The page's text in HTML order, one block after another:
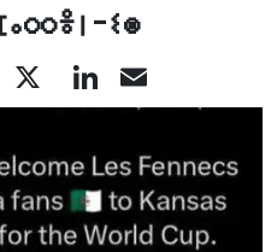
ⵉⵙ
FacebookLinkedIn